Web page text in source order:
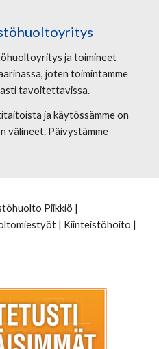
ja toimineet
joten toimintamme
tavoitettavissa.
ja käytössämme on
välineet. Päivystämme
Piikkiö |
| Kiinteistöhoito |